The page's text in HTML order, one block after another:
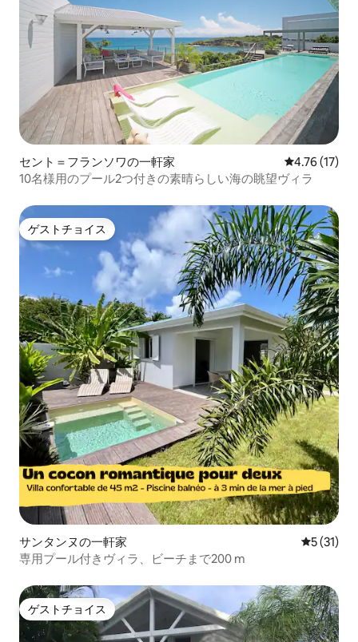
セント＝フランソワの一軒家 レビュー17
4.76 (17)
10名様用のプール2つ付きの素晴らしい海の眺望ヴィラ
ゲストチョイス
ゲストチョイス
サンタンヌの一軒家 レビュー
5 (31)
専用プール付きヴィラ、ビーチまで200 m
ゲストチョイス
ゲストチョイス